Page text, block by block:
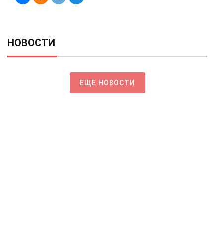
НОВОСТИ
ЕЩЕ НОВОСТИ